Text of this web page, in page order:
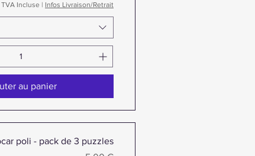
TVA Incluse | Infos Livraison/Retrait
au panier
poli - pack de 3 puzzles